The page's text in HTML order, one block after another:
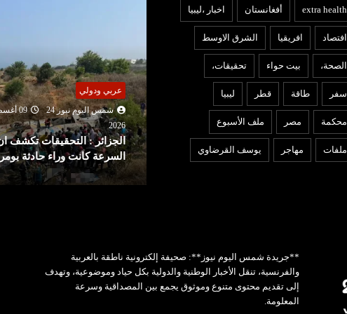
extra health أفغانستان اخبار ،ليبيا
افتصاد افريقيا الشرق الاوسط
الصحة، بيت حواء تحقيقات،
سفر طاقة قطر ليبيا
محكمة مصر ملف الأسبوع
ملفات مهاجر يوسف القرضاوي
عربي ودولي
شمس اليوم نيوز 24
09 أغسطس
الجزائر : التحقيقات تكشف ان
السرعة كانت وراء حادثة بومرداس
عربي ودولي
شمس اليوم نيوز 24
09
2026
الحوثيُّون يستهدفون مصفاة
لشركة أرامكو السعودية
**جريدة شمس اليوم نيوز**: صحيفة إلكترونية ناطقة بالعربية
والفرنسية، تنقل الأخبار الوطنية والدولية بكل حياد وموضوعية، وتهدف
إلى تقديم محتوى متنوع وموثوق يجمع بين المصداقية وسرعة
المعلومة.